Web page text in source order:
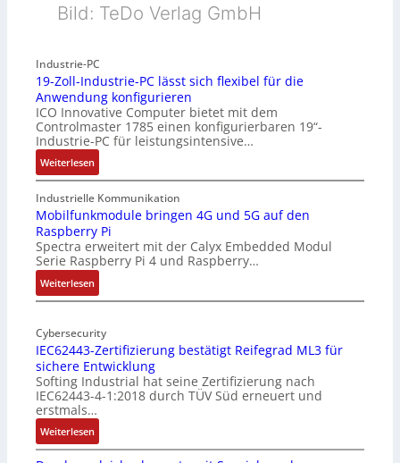
Bild: TeDo Verlag GmbH
Industrie-PC
19-Zoll-Industrie-PC lässt sich flexibel für die
Anwendung konfigurieren
ICO Innovative Computer bietet mit dem
Controlmaster 1785 einen konfigurierbaren 19“-
Industrie-PC für leistungsintensive…
Weiterlesen:
1
9
-
Z
o
l
l
-
n
d
u
s
t
r
i
e
Industrielle Kommunikation
Mobilfunkmodule bringen 4G und 5G auf den
Raspberry Pi
Spectra erweitert mit der Calyx Embedded Modul
Serie Raspberry Pi 4 und Raspberry…
Weiterlesen:
M
b
i
l
f
u
n
k
m
Cybersecurity
IEC62443-Zertifizierung bestätigt Reifegrad ML3 für
sichere Entwicklung
Softing Industrial hat seine Zertifizierung nach
IEC62443-4-1:2018 durch TÜV Süd erneuert und
erstmals…
Weiterlesen:
I